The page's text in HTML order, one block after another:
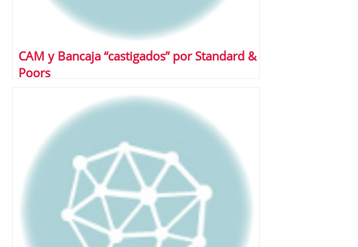
CAM y Bancaja “castigados” por Standard &
Poors